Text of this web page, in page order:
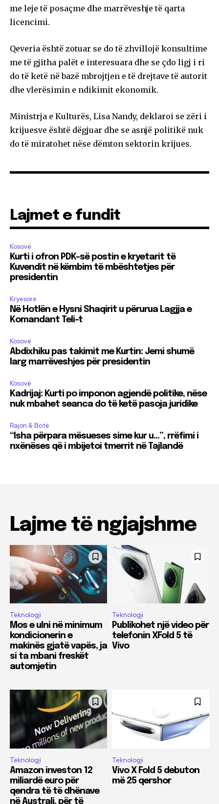
me leje të posaçme dhe marrëveshje të qarta
licencimi.
Qeveria është zotuar se do të zhvillojë konsultime
me të gjitha palët e interesuara dhe se çdo ligj i ri
do të ketë në bazë mbrojtjen e të drejtave të autorit
dhe vlerësimin e ndikimit ekonomik.
Ministrja e Kulturës, Lisa Nandy, deklaroi se zëri i
krijuesve është dëgjuar dhe se asnjë politikë nuk
do të miratohet nëse dëmton sektorin krijues.
Lajmet e fundit
Kosovë
Kurti i ofron PDK-së postin e kryetarit të
Kuvendit në këmbim të mbështetjes për
presidentin
Kryesore
Në Hotlën e Hysni Shaqirit u përurua Lagjja e
Komandant Teli-t
Kosovë
Abdixhiku pas takimit me Kurtin: Jemi shumë
larg marrëveshjes për presidentin
Kosovë
Kadrijaj: Kurti po imponon agjendë politike, nëse
nuk mbahet seanca do të ketë pasoja juridike
Rajon & Botë
“Isha përpara mësueses sime kur u…”, rrëfimi i
nxënëses që i mbijetoi tmerrit në Tajlandë
Lajme të ngjajshme
Teknologji
Mos e ulni në minimum
kondicionerin e
makinës gjatë vapës, ja
si ta mbani freskët
automjetin
Teknologji
Publikohet një video për
telefonin XFold 5 të
Vivo
Teknologji
Amazon investon 12
miliardë euro për
qendra të të dhënave
në Australi, për të
Teknologji
Vivo X Fold 5 debuton
më 25 qershor